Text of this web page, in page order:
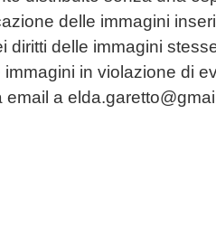
delle immagini
diritti delle immagini
in violazione di
email a